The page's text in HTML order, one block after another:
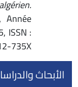
Année
ISSN :
735X.
الأبحاث